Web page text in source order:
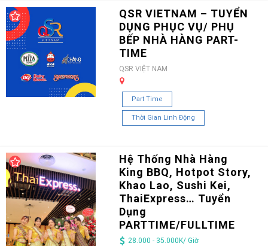
QSR VIETNAM – TUYỂN
DỤNG PHỤC VỤ/ PHỤ
BẾP NHÀ HÀNG PART-
TIME
QSR VIỆT NAM
Part Time
Thời Gian Linh Động
Hệ Thống Nhà Hàng
King BBQ, Hotpot Story,
Khao Lao, Sushi Kei,
ThaiExpress… Tuyển
Dụng
PARTTIME/FULLTIME
28.000 - 35.000K/ Giờ